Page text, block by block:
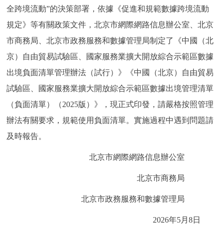
仲介服務 陽光政務
政民互動
12345網上接訴即辦 我要諮詢 我要建議
參與調查 線上訪談 圖説互動
走進北京
北京概況
日本語
全跨境流動”的決策部署，依據《促進和規範數據跨境流動
規定》等有關政策文件，北京市網際網路信息辦公室、北京
市商務局、北京市政務服務和數據管理局制定了《中國（北
京）自由貿易試驗區、國家服務業擴大開放綜合示範區數據
出境負面清單管理辦法（試行）》《中國（北京）自由貿易
試驗區、國家服務業擴大開放綜合示範區數據出境管理清單
（負面清單）（2025版）》，現正式印發，請嚴格按照管理
辦法有關要求，規範使用負面清單。實施過程中遇到問題請
及時報告。
北京市網際網路信息辦公室
北京市商務局
北京市政務服務和數據管理局
2026年5月8日